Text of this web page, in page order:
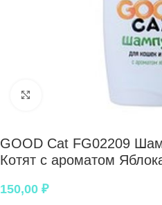
GOOD Cat FG02209
Котят с ароматом
150,00 ₽